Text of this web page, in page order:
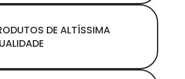
DE ALTÍSSIMA